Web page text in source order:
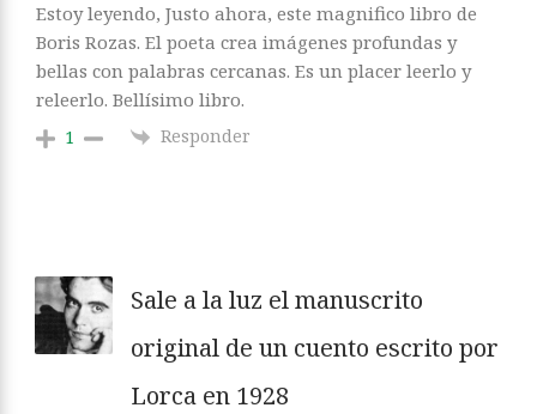
Estoy leyendo, Justo ahora, este magnifico libro de
Boris Rozas. El poeta crea imágenes profundas y
bellas con palabras cercanas. Es un placer leerlo y
releerlo. Bellísimo libro.
1 Responder
Sale a la luz el manuscrito
original de un cuento escrito por
Lorca en 1928